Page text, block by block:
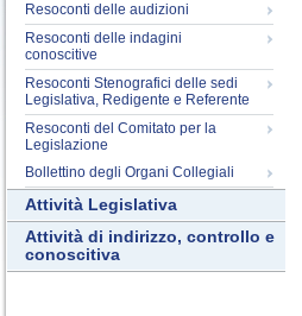
Resoconti delle audizioni
Resoconti delle indagini
conoscitive
Resoconti Stenografici delle sedi
Legislativa, Redigente e Referente
Resoconti del Comitato per la
Legislazione
Bollettino degli Organi Collegiali
Attività Legislativa
Attività di indirizzo, controllo e
conoscitiva